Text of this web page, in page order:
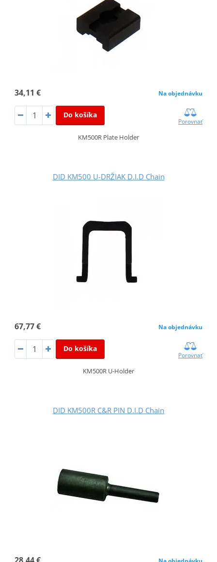
34,11 € Na objednávku
Do košíka
Porovnať
KM500R Plate Holder
DID KM500 U-DRŽIAK D.I.D Chain
67,77 € Na objednávku
Do košíka
Porovnať
KM500R U-Holder
DID KM500R C&R PIN D.I.D Chain